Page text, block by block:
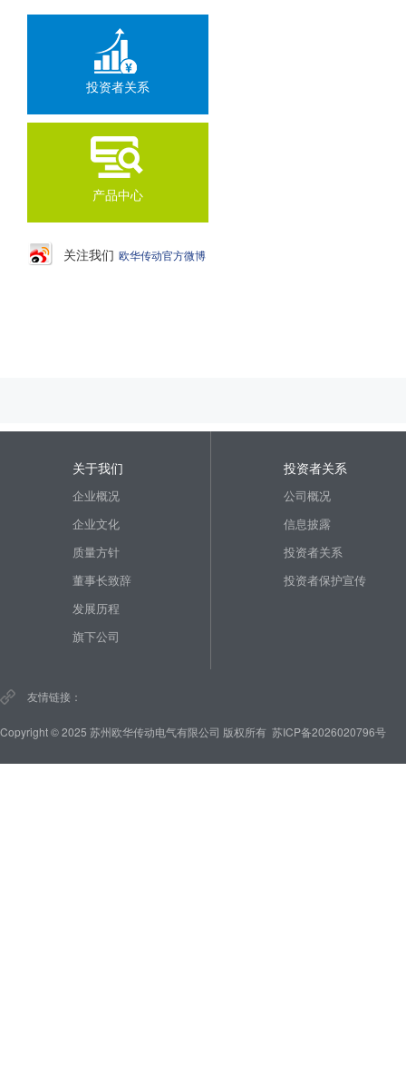
投资者关系
产品中心
关注我们 欧华传动官方微博
关于我们
企业概况
企业文化
质量方针
董事长致辞
发展历程
旗下公司
投资者关系
公司概况
信息披露
投资者关系
投资者保护宣传
友情链接：
Copyright © 2025 苏州欧华传动电气有限公司 版权所有 苏ICP备2026020796号